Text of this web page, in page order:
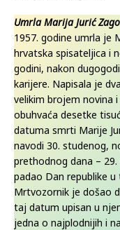
Umrla Marija Jurić
1957. godine umrla je
hrvatska spisateljica i
godini, nakon
karijere. Napisala je
velikim brojem novina
obuhvaća desetke
datuma smrti Marije
navodi 30. studenog,
prethodnog dana –
padao Dan republike
Mrtvozornik je došao
taj datum upisan u
jedna o najplodnijih i